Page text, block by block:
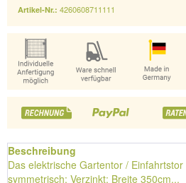
Artikel-Nr.: 4260608711111
Beschreibung
Das elektrische Gartentor /
symmetrisch; Verzinkt; Breite 350cm...